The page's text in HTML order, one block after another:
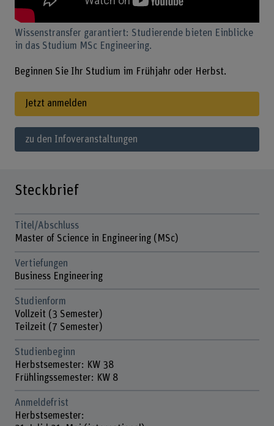
Wissenstransfer garantiert: Studierende bieten Einblicke
in das Studium MSc Engineering.
Beginnen Sie Ihr Studium im Frühjahr oder Herbst.
Jetzt anmelden
zu den Infoveranstaltungen
Steckbrief
Titel/Abschluss
Master of Science in Engineering (MSc)
Vertiefungen
Business Engineering
Studienform
Vollzeit (3 Semester)
Teilzeit (7 Semester)
Studienbeginn
Herbstsemester: KW 38
Frühlingssemester: KW 8
Anmeldefrist
Herbstsemester: